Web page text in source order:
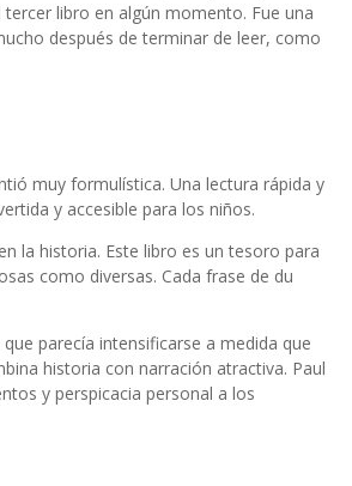
libro en algún momento. Fue una
después de terminar de leer, como
muy formulística. Una lectura rápida y
y accesible para los niños.
la historia. Este libro es un tesoro para
como diversas. Cada frase de du
parecía intensificarse a medida que
historia con narración atractiva. Paul
y perspicacia personal a los